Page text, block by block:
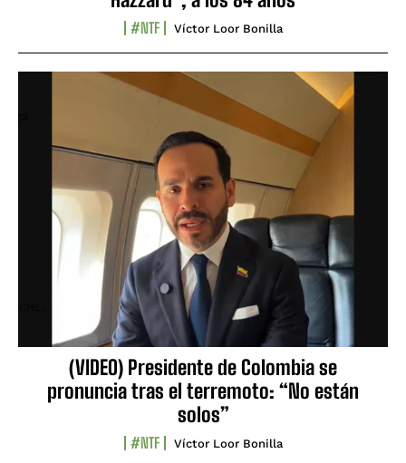
#NTF Víctor Loor Bonilla
(VIDEO) Presidente de Colombia se
pronuncia tras el terremoto: “No están
solos”
#NTF Víctor Loor Bonilla